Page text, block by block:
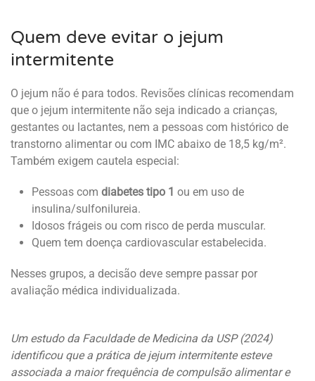
Quem deve evitar o jejum
intermitente
O jejum não é para todos. Revisões clínicas recomendam
que o jejum intermitente não seja indicado a crianças,
gestantes ou lactantes, nem a pessoas com histórico de
transtorno alimentar ou com IMC abaixo de 18,5 kg/m².
Também exigem cautela especial:
Pessoas com diabetes tipo 1 ou em uso de
insulina/sulfonilureia.
Idosos frágeis ou com risco de perda muscular.
Quem tem doença cardiovascular estabelecida.
Nesses grupos, a decisão deve sempre passar por
avaliação médica individualizada.
Um estudo da Faculdade de Medicina da USP (2024)
identificou que a prática de jejum intermitente esteve
associada a maior frequência de compulsão alimentar e